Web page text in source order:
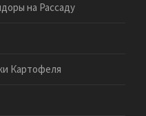
на Рассаду
Картофеля